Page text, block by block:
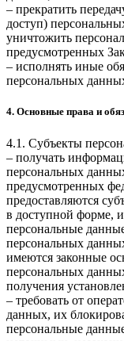
– прекратить
доступ)
уничтожить
предусмотренных
– исполнять иные
персональных
4. Основные права и
4.1. Субъекты
– получать
персональных
предусмотренных
предоставляются
в доступной форме,
персональные
персональных
имеются законные
персональных
получения
– требовать от
данных, их
персональные